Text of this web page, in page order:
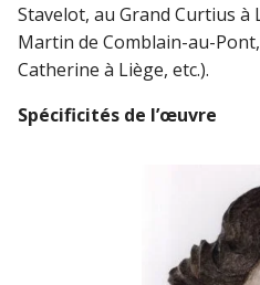
Stavelot, au Grand Curtius à
Martin de Comblain-au-
Catherine à Liège, etc.).
Spécificités de l’œuvre